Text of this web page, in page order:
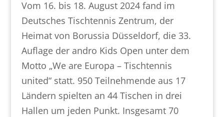
Vom 16. bis 18. August 2024 fand im
Deutsches Tischtennis Zentrum, der
Heimat von Borussia Düsseldorf, die 33.
Auflage der andro Kids Open unter dem
Motto „We are Europa – Tischtennis
united“ statt. 950 Teilnehmende aus 17
Ländern spielten an 44 Tischen in drei
Hallen um jeden Punkt. Insgesamt 70